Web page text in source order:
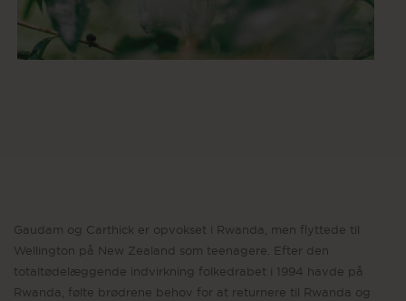
Gaudam og Carthick er opvokset i Rwanda, men flyttede til
Wellington på New Zealand som teenagere. Efter den
totaltødelæggende indvirkning folkedrabet i 1994 havde på
Rwanda, følte brødrene behov for at returnere til Rwanda og